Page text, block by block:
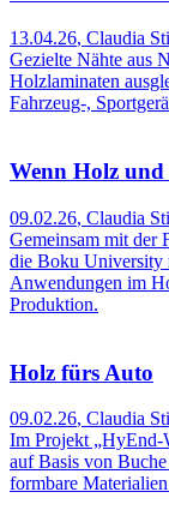
13.04.26, Claudia
Gezielte Nähte aus
Holzlaminaten
Fahrzeug-,
Wenn Holz und
09.02.26, Claudia
Gemeinsam mit der
die Boku University
Anwendungen im
Produktion.
Holz fürs Auto
09.02.26, Claudia
Im Projekt „HyEnd-
auf Basis von
formbare